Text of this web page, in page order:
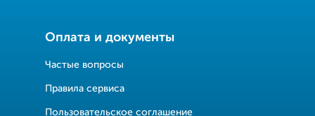
Оплата и документы
Частые вопросы
Правила сервиса
Пользовательское соглашение